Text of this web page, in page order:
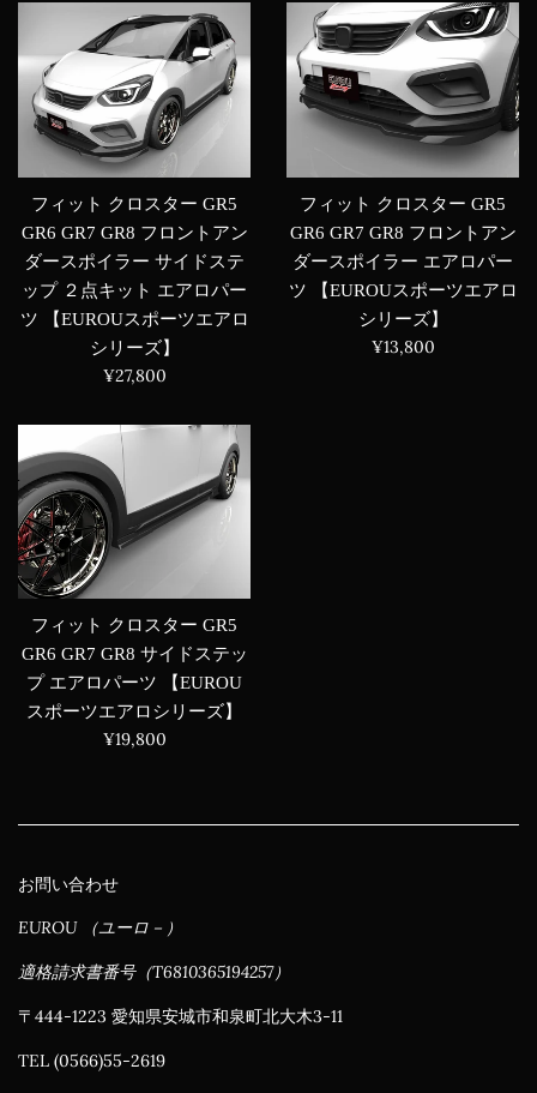
フィット クロスター GR5
GR6 GR7 GR8 フロントアン
ダースポイラー サイドステ
ップ ２点キット エアロパー
ツ 【EUROUスポーツエアロ
シリーズ】
通
価
¥27,800
フィット クロスター GR5
GR6 GR7 GR8 フロントアン
ダースポイラー エアロパー
ツ 【EUROUスポーツエアロ
シリーズ】
通
¥13,800
フィット クロスター GR5
GR6 GR7 GR8 サイドステッ
プ エアロパーツ 【EUROU
スポーツエアロシリーズ】
通
¥19,800
お問い合わせ
EUROU （ユーロ－）
適格請求書番号（T6810365194257）
〒444-1223 愛知県安城市和泉町北大木3-11
TEL (0566)55-2619